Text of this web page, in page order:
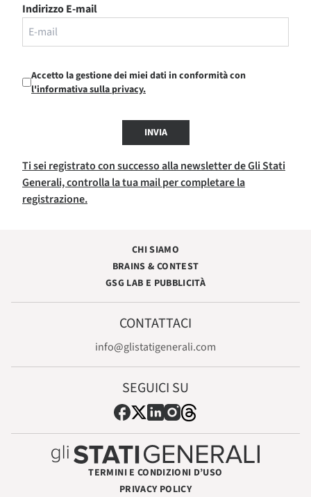
Indirizzo E-mail
Accetto la gestione dei miei dati in conformità con
l'informativa sulla privacy.
INVIA
Ti sei registrato con successo alla newsletter de Gli Stati
Generali, controlla la tua mail per completare la
registrazione.
CHI SIAMO
BRAINS & CONTEST
GSG LAB E PUBBLICITÀ
CONTATTACI
info@glistatigenerali.com
SEGUICI SU
TERMINI E CONDIZIONI D’USO
PRIVACY POLICY